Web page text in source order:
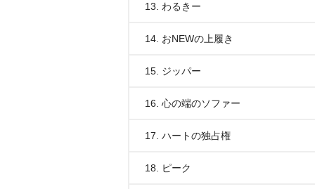
13. わるきー
14. おNEWの上履き
15. ジッパー
16. 心の端のソファー
17. ハートの独占権
18. ピーク